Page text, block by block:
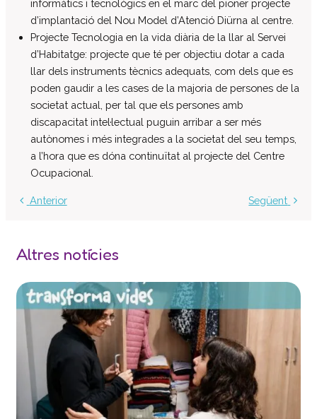
Retribucions percebudes pels màxims
responsables de l’entitat
Serveis a persones
Formació
Centre Ocupacional
Residència
Centre d’atenció especialitzada
Servei d’habitatge
Manipulats Industrials
Neteja
Bugaderia
Càtering
Serveis Generals
Pràctiques i inserció laboral
Assessorament LGD i RSC
informàtics i tecnològics en el marc del pioner projecte
d’implantació del Nou Model d’Atenció Diürna al centre.
Projecte Tecnologia en la vida diària de la llar al Servei
d’Habitatge: projecte que té per objectiu dotar a cada
llar dels instruments tècnics adequats, com dels que es
poden gaudir a les cases de la majoria de persones de la
societat actual, per tal que els persones amb
discapacitat intel·lectual puguin arribar a ser més
autònomes i més integrades a la societat del seu temps,
a l’hora que es dóna continuïtat al projecte del Centre
Ocupacional.
Anterior Següent
Altres notícies